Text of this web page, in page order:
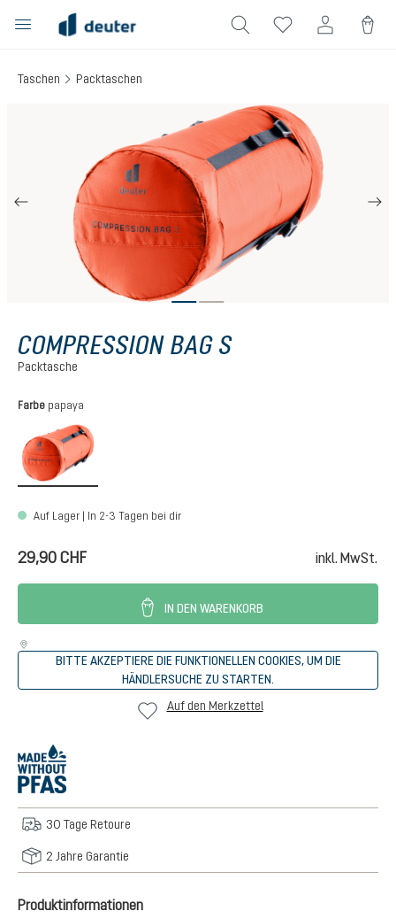
springen
Taschen Packtaschen
COMPRESSION BAG S
Packtasche
Farbeauswählen
papaya
Auf Lager | In 2-3 Tagen bei dir
29,90 CHF inkl. MwSt.
IN DEN WARENKORB
BITTE AKZEPTIERE DIE FUNKTIONELLEN COOKIES, UM DIE
HÄNDLERSUCHE ZU STARTEN.
Auf den Merkzettel
30 Tage Retoure
2 Jahre Garantie
Produktinformationen